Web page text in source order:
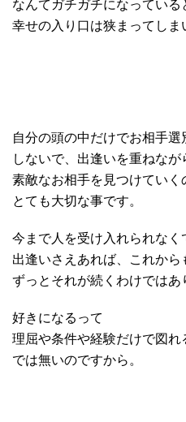
なんてガチガチになっている
幸せの入り口は狭まってしま
自分の頭の中だけでお相手選
しないで、出逢いを重ねなが
素敵なお相手を見つけていく
とても大切な事です。
今まで人を受け入れられなく
出逢いさえあれば、これから
ずっとそれが続くわけではあ
好きになるって
理屈や条件や経験だけで図れ
では無いのですから。